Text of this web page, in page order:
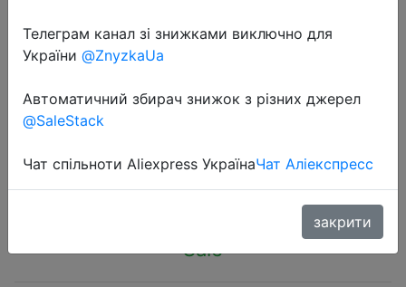
Professional Sound Card Live Cards
Computer PC Mixing Console
Podcast Accessories Parts
$8.19
Sale
Телеграм канал зі знижками виключно для
України @ZnyzkaUa
Автоматичний збирач знижок з різних джерел
@SaleStack
Чат спільноти Aliexpress УкраїнаЧат Аліекспресс
закрити